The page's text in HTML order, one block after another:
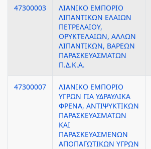
47300003
ΛΙΑΝΙΚΟ ΕΜΠΟΡΙΟ
ΛΙΠΑΝΤΙΚΩΝ ΕΛΑΙΩΝ
ΠΕΤΡΕΛΑΙΟΥ,
ΟΡΥΚΤΕΛΑΙΩΝ, ΑΛΛΩΝ
ΛΙΠΑΝΤΙΚΩΝ, ΒΑΡΕΩΝ
ΠΑΡΑΣΚΕΥΑΣΜΑΤΩΝ
Π.Δ.Κ.Α.
47300007
ΛΙΑΝΙΚΟ ΕΜΠΟΡΙΟ
ΥΓΡΩΝ ΓΙΑ ΥΔΡΑΥΛΙΚΑ
ΦΡΕΝΑ, ΑΝΤΙΨΥΚΤΙΚΩΝ
ΠΑΡΑΣΚΕΥΑΣΜΑΤΩΝ
ΚΑΙ
ΠΑΡΑΣΚΕΥΑΣΜΕΝΩΝ
ΑΠΟΠΑΓΩΤΙΚΩΝ ΥΓΡΩΝ